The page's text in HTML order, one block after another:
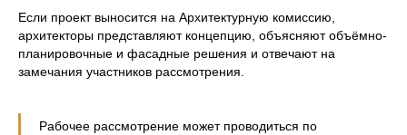
Если проект выносится на Архитектурную комиссию,
архитекторы представляют концепцию, объясняют объёмно-
планировочные и фасадные решения и отвечают на
замечания участников рассмотрения.
Рабочее рассмотрение может проводиться по